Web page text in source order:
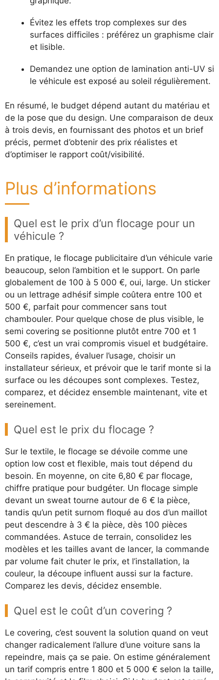
Évitez les effets trop complexes sur des
surfaces difficiles : préférez un graphisme clair
et lisible.
Demandez une option de lamination anti-UV si
le véhicule est exposé au soleil régulièrement.
En résumé, le budget dépend autant du matériau et
de la pose que du design. Une comparaison de deux
à trois devis, en fournissant des photos et un brief
précis, permet d’obtenir des prix réalistes et
d’optimiser le rapport coût/visibilité.
Plus d’informations
Quel est le prix d’un flocage pour un
véhicule ?
En pratique, le flocage publicitaire d’un véhicule varie
beaucoup, selon l’ambition et le support. On parle
globalement de 100 à 5 000 €, oui, large. Un sticker
ou un lettrage adhésif simple coûtera entre 100 et
500 €, parfait pour commencer sans tout
chambouler. Pour quelque chose de plus visible, le
semi covering se positionne plutôt entre 700 et 1
500 €, c’est un vrai compromis visuel et budgétaire.
Conseils rapides, évaluer l’usage, choisir un
installateur sérieux, et prévoir que le tarif monte si la
surface ou les découpes sont complexes. Testez,
comparez, et décidez ensemble maintenant, vite et
sereinement.
Quel est le prix du flocage ?
Sur le textile, le flocage se dévoile comme une
option low cost et flexible, mais tout dépend du
besoin. En moyenne, on cite 6,80 € par flocage,
chiffre pratique pour budgéter. Un flocage simple
devant un sweat tourne autour de 6 € la pièce,
tandis qu’un petit surnom floqué au dos d’un maillot
peut descendre à 3 € la pièce, dès 100 pièces
commandées. Astuce de terrain, consolidez les
modèles et les tailles avant de lancer, la commande
par volume fait chuter le prix, et l’installation, la
couleur, la découpe influent aussi sur la facture.
Comparez les devis, décidez ensemble.
Quel est le coût d’un covering ?
Le covering, c’est souvent la solution quand on veut
changer radicalement l’allure d’une voiture sans la
repeindre, mais ça se paie. On estime généralement
un tarif compris entre 1 800 et 5 000 € selon la taille,